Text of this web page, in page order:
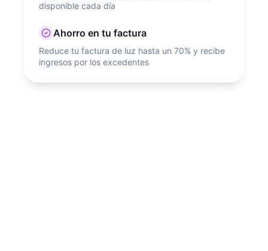
disponible cada día
Ahorro en tu factura
Reduce tu factura de luz hasta un 70% y recibe
ingresos por los excedentes